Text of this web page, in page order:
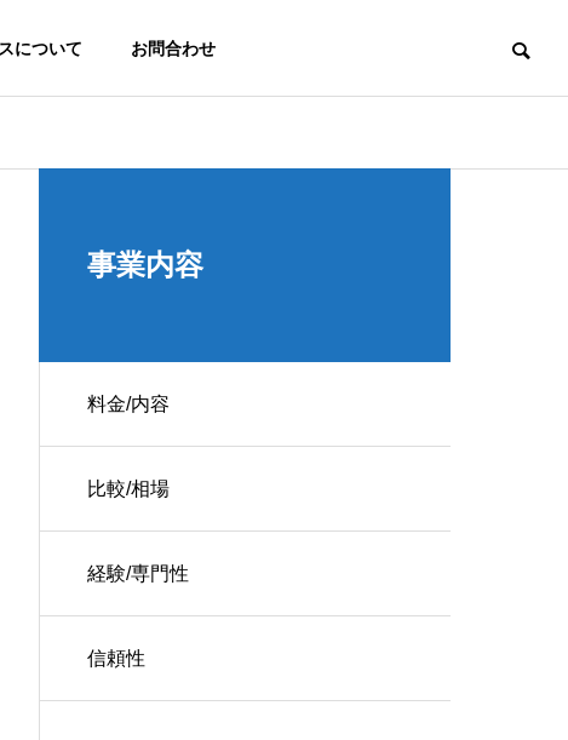
について お問合わせ
最初につまずかない。その為に。
Map
事業内容
料金/内容
比較/相場
経験/専門性
信頼性